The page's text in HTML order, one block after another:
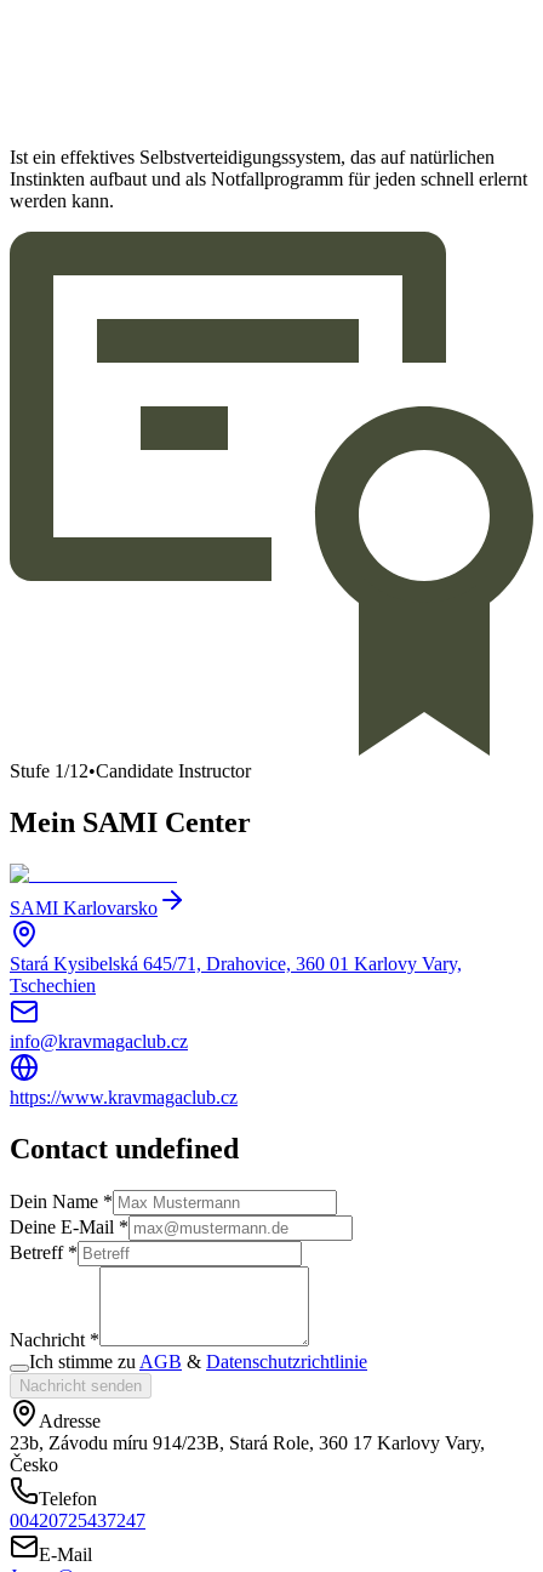
Ist ein effektives Selbstverteidigungssystem, das auf natürlichen
Instinkten aufbaut und als Notfallprogramm für jeden schnell erlernt
werden kann.
Stufe 1/12•Candidate Instructor
Mein SAMI Center
SAMI Karlovarsko
Stará Kysibelská 645/71, Drahovice, 360 01 Karlovy Vary,
Tschechien
info@kravmagaclub.cz
https://www.kravmagaclub.cz
Contact undefined
Dein Name *
Deine E-Mail *
Betreff *
Nachricht *
Ich stimme zu AGB & Datenschutzrichtlinie
Nachricht senden
Adresse
23b, Závodu míru 914/23B, Stará Role, 360 17 Karlovy Vary,
Česko
Telefon
00420725437247
E-Mail